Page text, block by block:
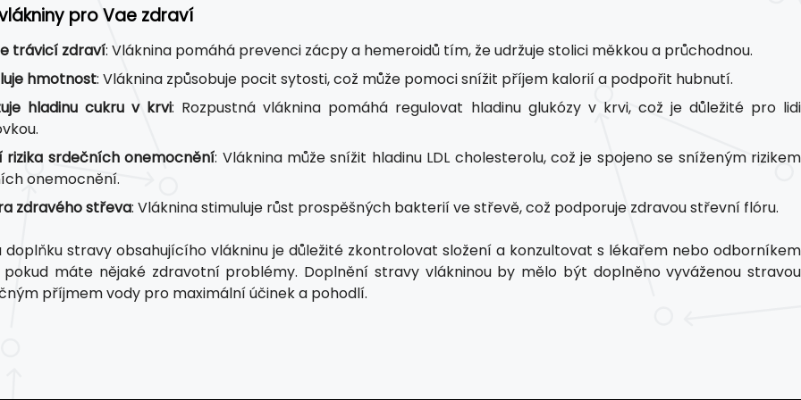
pro Vae zdraví
trávicí zdraví: Vláknina pomáhá prevenci zácpy a hemeroidů tím, že udržuje stolici měkkou a průchodnou.
hmotnost: Vláknina způsobuje pocit sytosti, což může pomoci snížit příjem kalorií a podpořit hubnutí.
hladinu cukru v krvi: Rozpustná vláknina pomáhá regulovat hladinu glukózy v krvi, což je důležité pro lidi
rizika srdečních onemocnění: Vláknina může snížit hladinu LDL cholesterolu, což je spojeno se sníženým rizikem
onemocnění.
zdravého střeva: Vláknina stimuluje růst prospěšných bakterií ve střevě, což podporuje zdravou střevní flóru.
doplňku stravy obsahujícího vlákninu je důležité zkontrolovat složení a konzultovat s lékařem nebo odborníkem
pokud máte nějaké zdravotní problémy. Doplnění stravy vlákninou by mělo být doplněno vyváženou stravou
příjmem vody pro maximální účinek a pohodlí.